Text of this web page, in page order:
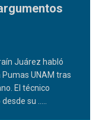
Juárez habló
UNAM tras
El técnico
su